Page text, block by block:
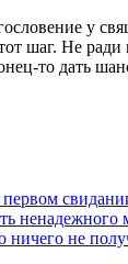
у
шаг. Не
то дать
ненадежного
не